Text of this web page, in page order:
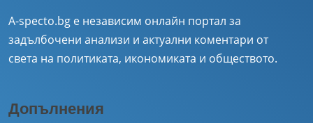
A-specto.bg е независим онлайн портал за
задълбочени анализи и актуални коментари от
света на политиката, икономиката и обществото.
Допълнения